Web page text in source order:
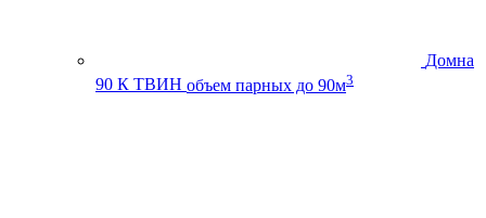
Домна
90 К ТВИН объем парных до 90м3